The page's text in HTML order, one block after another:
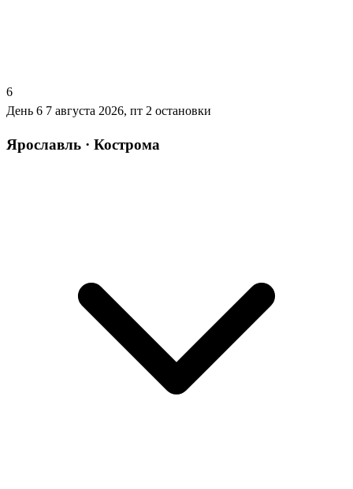
6
День 6 7 августа 2026, пт 2 остановки
Ярославль · Кострома